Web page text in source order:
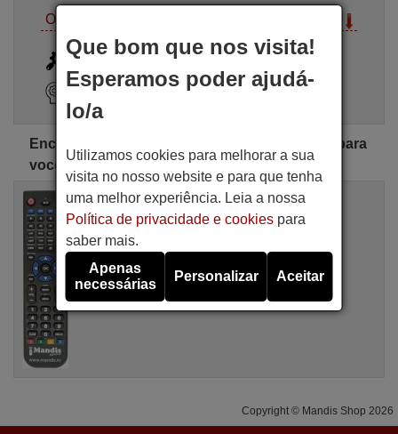
Opções de pesquisa
Busca Avançada i
Assistente de pesquisa
Encontre o controle remoto OYSTER perfeito para
você
Comandos à distância equivalente
OYSTER SAT II
Artigo disponível em stock
16,94 €(IVA incluído)
OYSTER
Para SAT (ver. 2)
Copyright © Mandis Shop 2026
Que bom que nos visita!
Esperamos poder ajudá-
lo/a
Utilizamos cookies para melhorar a sua
visita no nosso website e para que tenha
uma melhor experiência. Leia a nossa
Política de privacidade e cookiespara
saber mais.
Apenas
necessárias
Personalizar Aceitar